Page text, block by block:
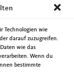
Technologien wie
darauf zuzugreifen.
wie das
Wenn du
bestimmte
Dabei wurde deutlich,
ich am Donnerstag
geleitet. Neben zwei
bei
wurde.
der Freiherr-